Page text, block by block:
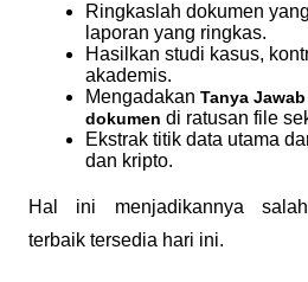
Ringkaslah dokumen
laporan yang ringkas.
Hasilkan studi kasus,
akademis.
Mengadakan Tanya
dokumen di ratusan file
Ekstrak titik data utama
dan kripto.
Hal ini menjadikannya
terbaik tersedia hari ini.